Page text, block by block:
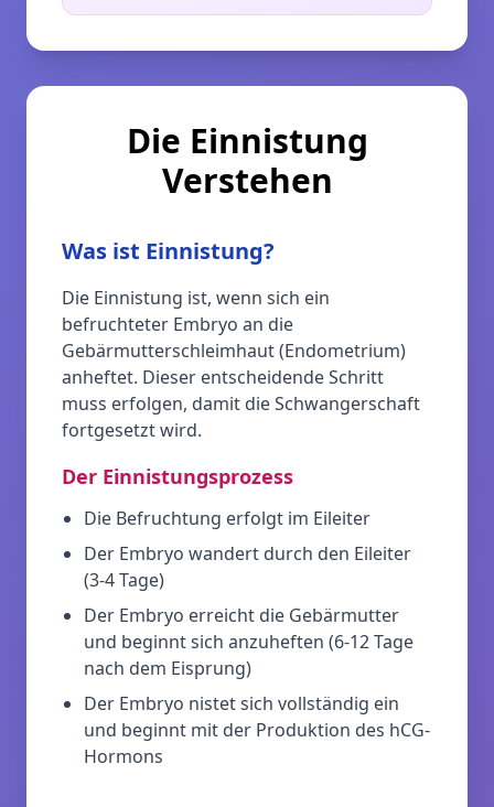
Die Einnistung
Verstehen
Was ist Einnistung?
Die Einnistung ist, wenn sich ein
befruchteter Embryo an die
Gebärmutterschleimhaut (Endometrium)
anheftet. Dieser entscheidende Schritt
muss erfolgen, damit die Schwangerschaft
fortgesetzt wird.
Der Einnistungsprozess
Die Befruchtung erfolgt im Eileiter
Der Embryo wandert durch den Eileiter
(3-4 Tage)
Der Embryo erreicht die Gebärmutter
und beginnt sich anzuheften (6-12 Tage
nach dem Eisprung)
Der Embryo nistet sich vollständig ein
und beginnt mit der Produktion des hCG-
Hormons